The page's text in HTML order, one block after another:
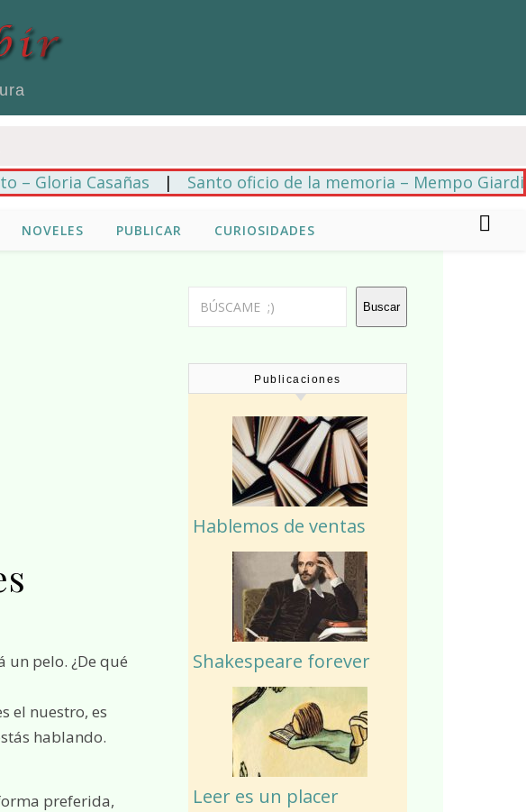
Casañas | Santo oficio de la memoria – Mempo Giardinelli
NOVELES PUBLICAR CURIOSIDADES
un pelo. ¿De qué
el nuestro, es
hablando.
preferida,
Buscar
Buscar
Publicaciones
Hablemos de ventas
Shakespeare forever
Leer es un placer